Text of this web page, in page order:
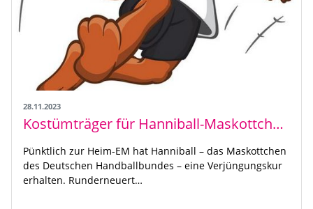
28.11.2023
Kostümträger für Hanniball-Maskottchen gesucht!
Pünktlich zur Heim-EM hat Hanniball – das Maskottchen
des Deutschen Handballbundes – eine Verjüngungskur
erhalten. Runderneuert…